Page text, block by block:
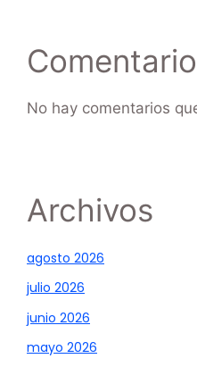
No hay comentarios
Archivos
agosto 2026
julio 2026
junio 2026
mayo 2026